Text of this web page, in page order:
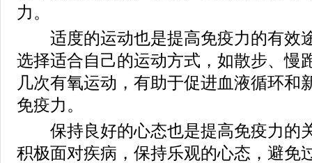
力。
适度的运动也是提高免疫力的有效
选择适合自己的运动方式，如散步、慢
几次有氧运动，有助于促进血液循环和
免疫力。
保持良好的心态也是提高免疫力的
积极面对疾病，保持乐观的心态，避免